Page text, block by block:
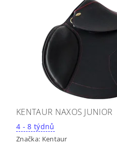
KENTAUR NAXOS JUNIOR
4 - 8 týdnů
Značka: Kentaur